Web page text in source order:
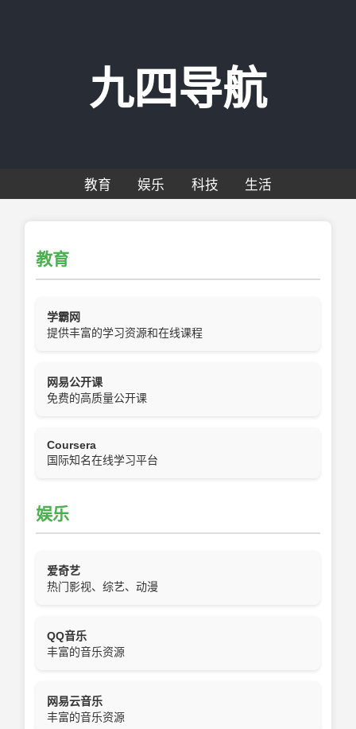
九四导航
教育 娱乐 科技 生活
教育
学霸网
提供丰富的学习资源和在线课程
网易公开课
免费的高质量公开课
Coursera
国际知名在线学习平台
娱乐
爱奇艺
热门影视、综艺、动漫
QQ音乐
丰富的音乐资源
网易云音乐
丰富的音乐资源